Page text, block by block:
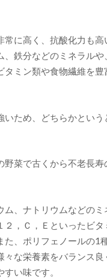
常に高く、抗酸化力も高
、鉄分などのミネラル
タミン類や食物繊維を豊
いため、どちらかとい
野菜で古くから不老長寿
ム、ナトリウムなどのミ
２，Ｃ，Ｅといったビ
た、ポリフェノールの1
々な栄養素をバランス
い味です。